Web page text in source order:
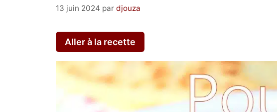
13 juin 2024 par djouza
Aller à la recette